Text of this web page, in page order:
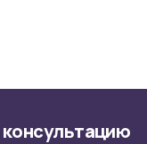
консультацию